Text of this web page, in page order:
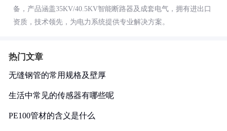
备，产品涵盖35KV/40.5KV智能断路器及成套电气，拥有进出口
资质，技术领先，为电力系统提供专业解决方案。
热门文章
无缝钢管的常用规格及壁厚
生活中常见的传感器有哪些呢
PE100管材的含义是什么